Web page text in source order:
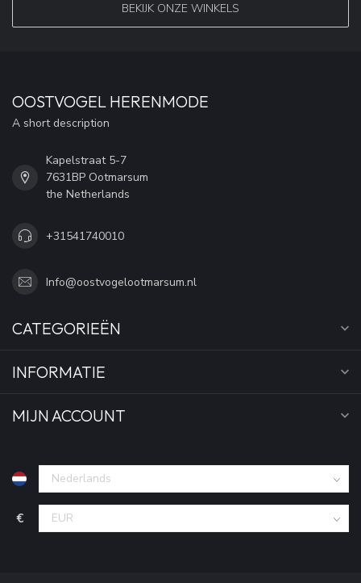
BEKIJK ONZE WINKELS
OOSTVOGEL HERENMODE
A short description
Kapelstraat 5-7
7631BP Ootmarsum
the Netherlands
+31541740010
Info@oostvogelootmarsum.nl
CATEGORIEËN
INFORMATIE
MIJN ACCOUNT
€